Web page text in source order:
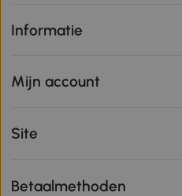
Informatie
Mijn account
Site
Betaalmethoden